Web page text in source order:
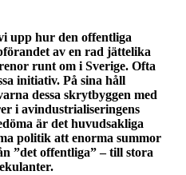
upp hur den offentliga
av en rad jättelika
runt om i Sverige. Ofta
initiativ. På sina håll
dessa skrytbyggen med
i avindustrialiseringens
är det huvudsakliga
politik att enorma summor
”det offentliga” – till stora